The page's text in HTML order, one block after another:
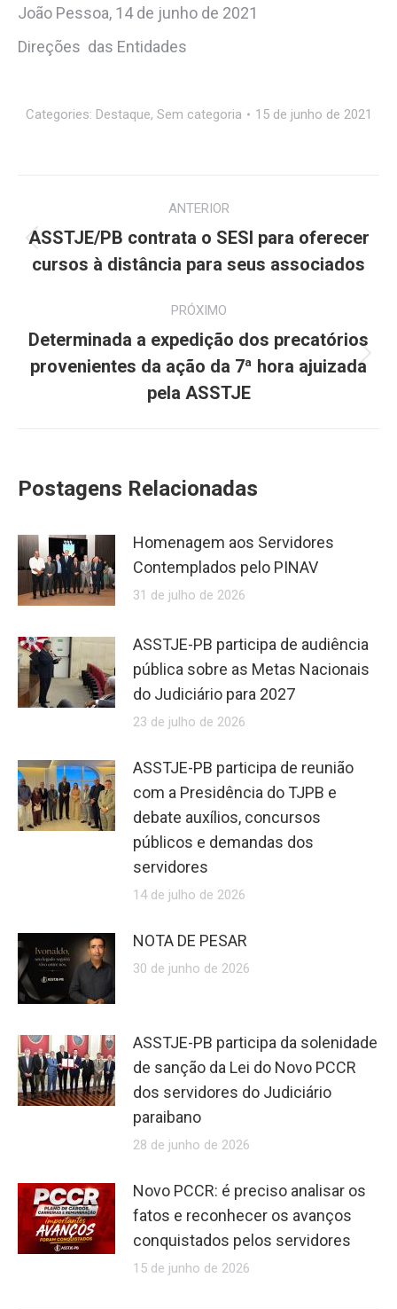
João Pessoa, 14 de junho de 2021
Direções das Entidades
Categories: Destaque, Sem categoria 15 de junho de 2021
de
post:
ANTERIOR
Post
anterior:
ASSTJE/PB contrata o SESI para oferecer
cursos à distância para seus associados
PRÓXIMO
Próximo
post:
Determinada a expedição dos precatórios
provenientes da ação da 7ª hora ajuizada
pela ASSTJE
Postagens Relacionadas
Homenagem aos Servidores
Contemplados pelo PINAV
31 de julho de 2026
ASSTJE-PB participa de audiência
pública sobre as Metas Nacionais
do Judiciário para 2027
23 de julho de 2026
ASSTJE-PB participa de reunião
com a Presidência do TJPB e
debate auxílios, concursos
públicos e demandas dos
servidores
14 de julho de 2026
NOTA DE PESAR
30 de junho de 2026
ASSTJE-PB participa da solenidade
de sanção da Lei do Novo PCCR
dos servidores do Judiciário
paraibano
28 de junho de 2026
Novo PCCR: é preciso analisar os
fatos e reconhecer os avanços
conquistados pelos servidores
15 de junho de 2026